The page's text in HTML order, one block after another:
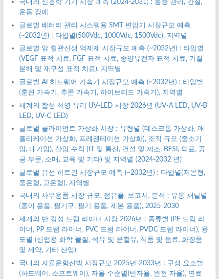
국내의 신경학 기기 시장 예측 (2024-2031) : 통증 관리, 간질,
운동 장애
글로벌 배터리 관리 시스템용 SMT 변압기 시장규모 예측
(~2032년) : 타입별(500Vdc, 1000Vdc, 1500Vdc), 지역별
글로벌 암 혈관신생 억제제 시장규모 예측 (~2032년) : 타입별
(VEGF 표적 치료, FGF 표적 치료, 종양유전자 표적 치료, 기질
분해 및 재구성 표적 치료), 지역별
글로벌 AI 하드웨어 가속기 시장규모 예측 (~2032년) : 타입별
(훈련 가속기, 추론 가속기, 하이브리드 가속기), 지역별
세계의 합성 석영 유리 UV-LED 시장 2026년 (UV-A LED, UV-B
LED, UV-C LED)
글로벌 클라이언트 가상화 시장 : 유형별 (데스크톱 가상화, 애
플리케이션 가상화, 프레젠테이션 가상화), 조직 규모 (중소기
업, 대기업), 산업 수직 (IT 및 통신, 건설 및 제조, BFSI, 의료, 공
공 부문, 소매, 교육 및 기타) 및 지역별 (2024-2032 년)
글로벌 유선 히트건 시장규모 예측 (~2032년) : 타입별(저온형,
중온형, 고온형), 지역별
국내의 사무용품 시장 규모, 점유율, 보고서, 분석 : 유통 채널별
(종이 용품, 필기구, 필기 용품, 제본 용품), 2025-2030
세계의 반 강성 드럼 라이너 시장 2026년 : 종류별 (PE 드럼 라
이너, PP 드럼 라이너, PVC 드럼 라이너, PVDC 드럼 라이너), 용
도별 (산업용 화학 물질, 석유 및 윤활유, 식품 및 음료, 화장품
및 제약, 기타 산업)
국내의 자율운항선박 시장규모 2025년-2033년 : 구성 요소별
(하드웨어, 소프트웨어), 자율 수준별(반자율, 완전 자율), 연료